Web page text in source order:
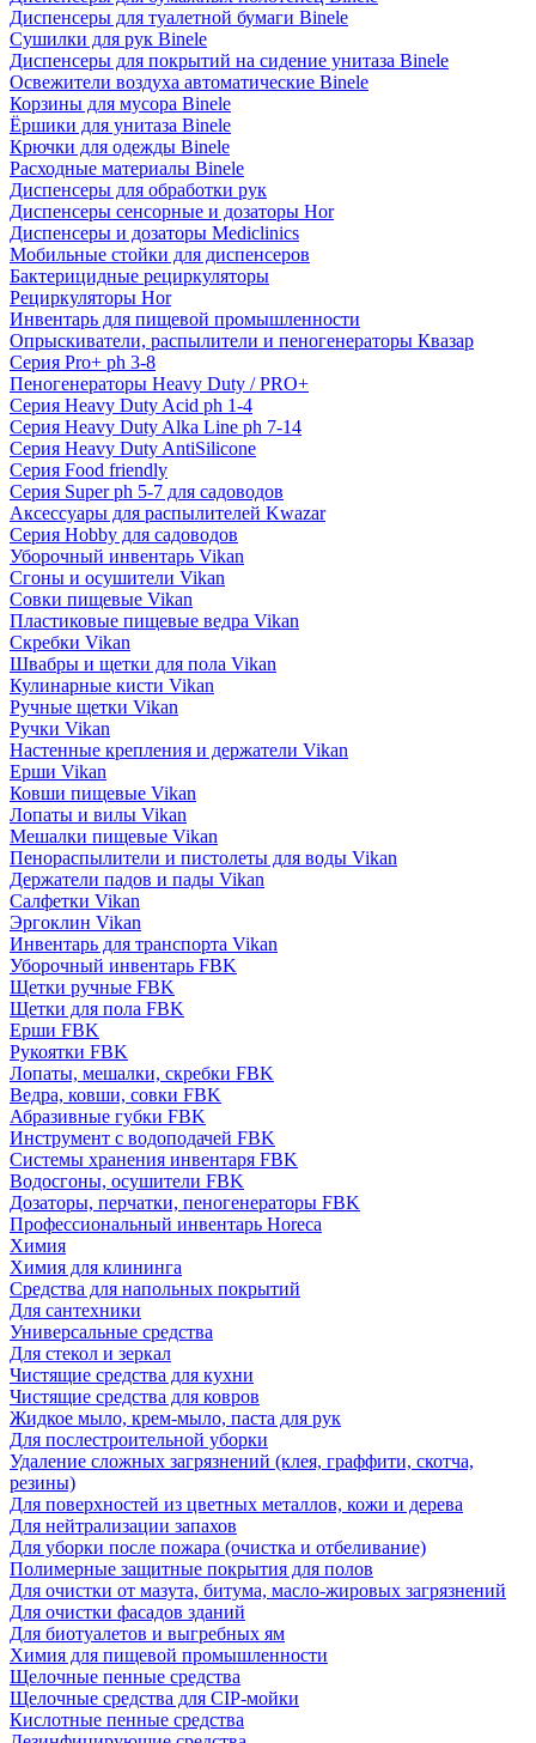
Диспенсеры для туалетной бумаги Binele
Сушилки для рук Binele
Диспенсеры для покрытий на сидение унитаза Binele
Освежители воздуха автоматические Binele
Корзины для мусора Binele
Ёршики для унитаза Binele
Крючки для одежды Binele
Расходные материалы Binele
Диспенсеры для обработки рук
Диспенсеры сенсорные и дозаторы Hor
Диспенсеры и дозаторы Mediclinics
Мобильные стойки для диспенсеров
Бактерицидные рециркуляторы
Рециркуляторы Hor
Инвентарь для пищевой промышленности
Опрыскиватели, распылители и пеногенераторы Квазар
Серия Pro+ ph 3-8
Пеногенераторы Heavy Duty / PRO+
Серия Heavy Duty Acid ph 1-4
Серия Heavy Duty Alka Line ph 7-14
Серия Heavy Duty AntiSilicone
Серия Food friendly
Серия Super ph 5-7 для садоводов
Аксессуары для распылителей Kwazar
Серия Hobby для садоводов
Уборочный инвентарь Vikan
Сгоны и осушители Vikan
Совки пищевые Vikan
Пластиковые пищевые ведра Vikan
Скребки Vikan
Швабры и щетки для пола Vikan
Кулинарные кисти Vikan
Ручные щетки Vikan
Ручки Vikan
Настенные крепления и держатели Vikan
Ерши Vikan
Ковши пищевые Vikan
Лопаты и вилы Vikan
Мешалки пищевые Vikan
Пенораспылители и пистолеты для воды Vikan
Держатели падов и пады Vikan
Салфетки Vikan
Эргоклин Vikan
Инвентарь для транспорта Vikan
Уборочный инвентарь FBK
Щетки ручные FBK
Щетки для пола FBK
Ерши FBK
Рукоятки FBK
Лопаты, мешалки, скребки FBK
Ведра, ковши, совки FBK
Абразивные губки FBK
Инструмент с водоподачей FBK
Системы хранения инвентаря FBK
Водосгоны, осушители FBK
Дозаторы, перчатки, пеногенераторы FBK
Профессиональный инвентарь Horeca
Химия
Химия для клининга
Средства для напольных покрытий
Для сантехники
Универсальные средства
Для стекол и зеркал
Чистящие средства для кухни
Чистящие средства для ковров
Жидкое мыло, крем-мыло, паста для рук
Для послестроительной уборки
Удаление сложных загрязнений (клея, граффити, скотча,
резины)
Для поверхностей из цветных металлов, кожи и дерева
Для нейтрализации запахов
Для уборки после пожара (очистка и отбеливание)
Полимерные защитные покрытия для полов
Для очистки от мазута, битума, масло-жировых загрязнений
Для очистки фасадов зданий
Для биотуалетов и выгребных ям
Химия для пищевой промышленности
Щелочные пенные средства
Щелочные средства для CIP-мойки
Кислотные пенные средства